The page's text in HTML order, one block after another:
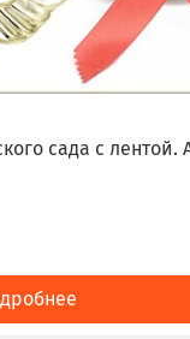
сада с лентой.